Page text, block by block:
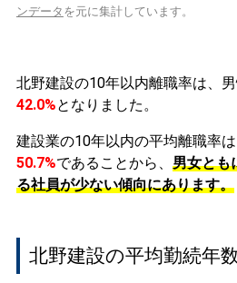
ンデータ を元に集計しています。
北野建設の10年以内離職率は、
42.0%となりました。
建設業の10年以内の平均離職率
50.7%であることから、 男女とも
る社員が少ない傾向にあります。
北野建設の平均勤続年